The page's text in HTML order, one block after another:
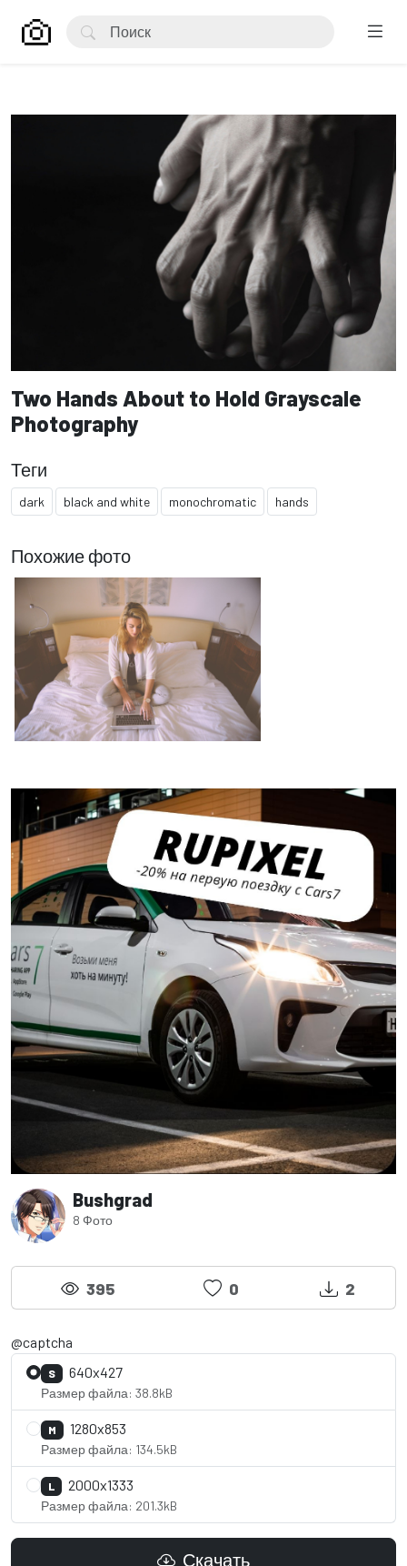
Two Hands About to Hold Grayscale
Photography
Теги
dark black and white monochromatic hands
Похожие фото
Bushgrad
8 Фото
395 0 2
@captcha
S 640x427
Размер файла: 38.8kB
M 1280x853
Размер файла: 134.5kB
L 2000x1333
Размер файла: 201.3kB
Скачать